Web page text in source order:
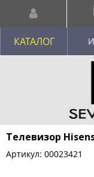
КАТАЛОГ
Телевизор
Артикул: 00023421